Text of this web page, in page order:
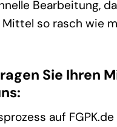
Bearbeitung,
so rasch wie
Sie Ihren
auf